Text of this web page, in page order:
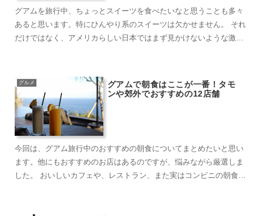
グアムを旅行中、ちょっとスイーツを食べたいなと思うことも多々
あると思います。特にひんやり系のスイーツは欠かせません。 それ
だけではなく、アメリカらしい日本ではまず見かけないような激甘
グルメ
グアムで朝食はここが一番！タモ
ンや郊外でおすすめの12店舗
今回は、グアム旅行中のおすすめの朝食についてまとめたいと思い
ます。他にもおすすめのお店はあるのですが、悩みながら厳選しま
した。 おいしいカフェや、レストラン、また実はコンビニの朝食で